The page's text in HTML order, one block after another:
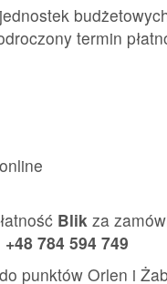
termin
Blik za
+48 784 594 749
punktów Orlen i